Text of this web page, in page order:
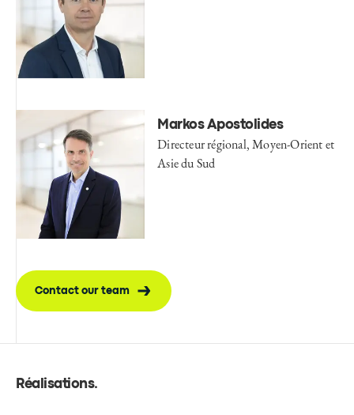
Markos Apostolides
Directeur régional, Moyen-Orient et
Asie du Sud
Contact our team
Réalisations.